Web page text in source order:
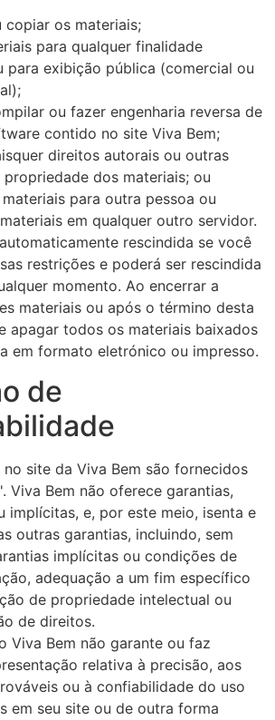
copiar os materiais;
para qualquer finalidade
para exibição pública (comercial ou
ou fazer engenharia reversa de
contido no site Viva Bem;
direitos autorais ou outras
dos materiais; ou
para outra pessoa ou
em qualquer outro servidor.
rescindida se você
restrições e poderá ser rescindida
momento. Ao encerrar a
materiais ou após o término desta
apagar todos os materiais baixados
em formato eletrónico ou impresso.
de
no site da Viva Bem são fornecidos
Viva Bem não oferece garantias,
implícitas, e, por este meio, isenta e
outras garantias, incluindo, sem
implícitas ou condições de
adequação a um fim específico
de propriedade intelectual ou
de direitos.
Viva Bem não garante ou faz
relativa à precisão, aos
​​ou à confiabilidade do uso
em seu site ou de outra forma